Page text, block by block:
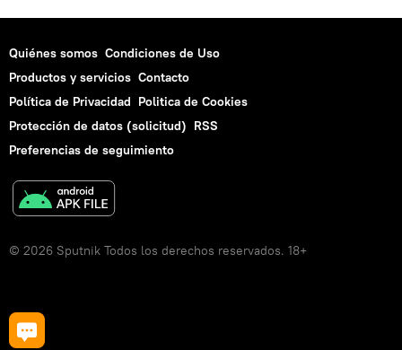
Quiénes somos Condiciones de Uso
Productos y servicios Contacto
Política de Privacidad Politica de Cookies
Protección de datos (solicitud) RSS
Preferencias de seguimiento
© 2026 Sputnik Todos los derechos reservados. 18+